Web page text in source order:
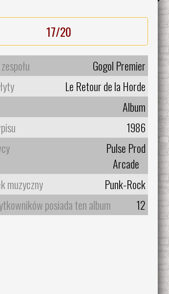
17/20
Gogol Premier
Le Retour de la Horde
Album
1986
Pulse Prod
Arcade
muzyczny
Punk-Rock
posiada ten album
12